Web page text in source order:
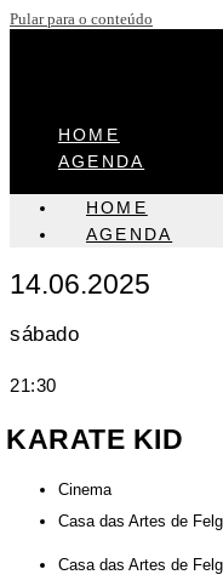
Pular para o conteúdo
HOME
AGENDA
HOME
AGENDA
14.06.2025
sábado
21:30
KARATE KID
Cinema
Casa das Artes de
Casa das Artes de